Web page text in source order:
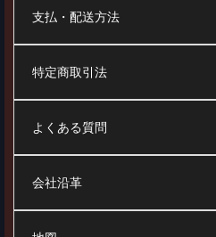
支払・配送方法
特定商取引法
よくある質問
会社沿革